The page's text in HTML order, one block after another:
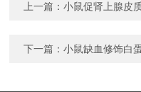
上一篇：小鼠促肾上腺皮
下一篇：小鼠缺血修饰白